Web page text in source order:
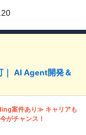
｜ AI Agent開発＆
案件あり≫ キャリアも
がチャンス！